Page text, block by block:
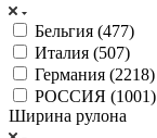
Бельгия (477)
Италия (507)
Германия (2218)
РОССИЯ (1001)
Ширина рулона